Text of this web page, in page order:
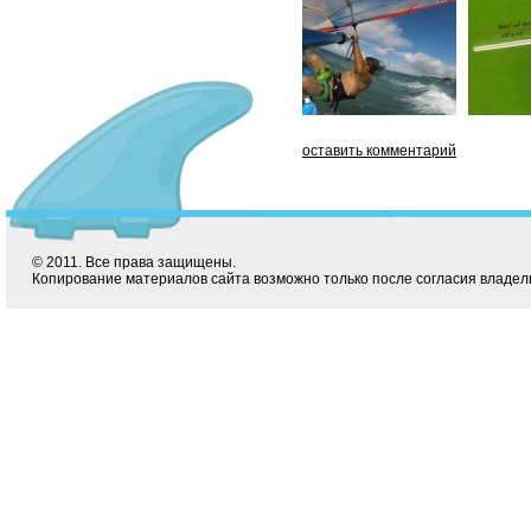
оставить комментарий
© 2011. Все права защищены.
Копирование материалов сайта возможно только после согласия